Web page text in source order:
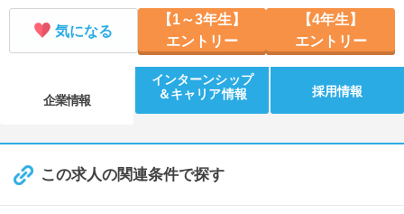
気になる
【1～3年生】
エントリー
【4年生】
エントリー
企業情報
インターンシップ
＆キャリア情報
採用情報
この求人の関連条件で探す